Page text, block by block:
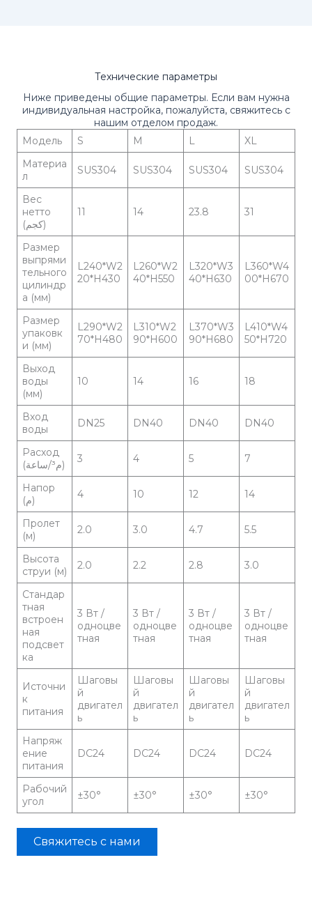
Технические параметры
Ниже приведены общие параметры. Если вам нужна
индивидуальная настройка, пожалуйста, свяжитесь с
нашим отделом продаж.
Модель
S M L
XL
Материа
л
SUS304 SUS304 SUS304 SUS304
Вес
нетто
(كجم)
11 14 23.8 31
Размер
выпрями
тельного
цилиндр
а (мм)
L240*W2
20*H430
L260*W2
40*H550
L320*W3
40*H630
L360*W4
00*H670
Размер
упаковк
и (мм)
L290*W2
70*H480
L310*W2
90*H600
L370*W3
90*H680
L410*W4
50*H720
Выход
воды
(мм)
10 14 16 18
Вход
воды
DN25 DN40 DN40 DN40
Расход
(م³/ساعة)
3 4 5 7
Напор
(م)
4 10 12 14
Пролет
(м)
2.0 3.0 4.7 5.5
Высота
струи (м)
2.0 2.2 2.8 3.0
Стандар
тная
встроен
ная
подсвет
ка
3 Вт /
одноцве
тная
3 Вт /
одноцве
тная
3 Вт /
одноцве
тная
3 Вт /
одноцве
тная
Источни
к
питания
Шаговы
й
двигател
ь
Шаговы
й
двигател
ь
Шаговы
й
двигател
ь
Шаговы
й
двигател
ь
Напряж
ение
питания
DC24 DC24 DC24 DC24
Рабочий
угол
±30° ±30° ±30° ±30°
Свяжитесь с нами